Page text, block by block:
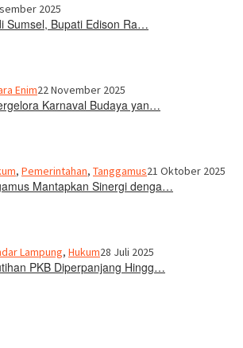
2025
Sumsel, Bupati Edison Ra…
Enim22 November 2025
Karnaval Budaya yan…
, Pemerintahan, Tanggamus21 Oktober 2025
Mantapkan Sinergi denga…
Lampung, Hukum28 Juli 2025
PKB Diperpanjang Hingg…